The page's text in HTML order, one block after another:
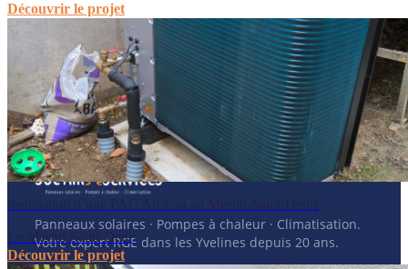
Découvrir le projet
Le Mesnil-Saint-Denis
Découvrir le projet
Toutes nos réalisations
Panneaux solaires · Pompes à chaleur · Climatisation.
Votre expert RGE dans les Yvelines depuis 20 ans.